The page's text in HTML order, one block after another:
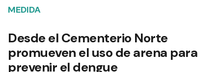
MEDIDA
Desde el Cementerio Norte
promueven el uso de arena para
prevenir el dengue